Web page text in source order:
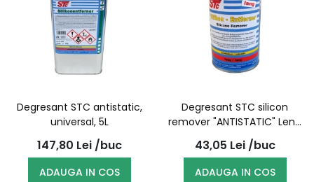
Degresant STC antistatic,
universal, 5L
147,80 Lei /buc
ADAUGA IN COS
Degresant STC silicon
remover "ANTISTATIC" Lent,
43,05 Lei /buc
ADAUGA IN COS